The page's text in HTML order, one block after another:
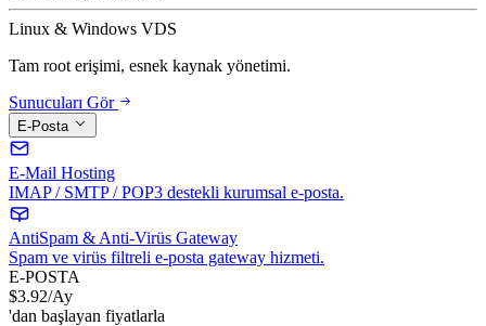
Linux & Windows VDS
Tam root erişimi, esnek kaynak yönetimi.
Sunucuları Gör
E-Posta
E-Mail Hosting
IMAP / SMTP / POP3 destekli kurumsal e-posta.
AntiSpam & Anti-Virüs Gateway
Spam ve virüs filtreli e-posta gateway hizmeti.
E-POSTA
$3.92/Ay
'dan başlayan fiyatlarla